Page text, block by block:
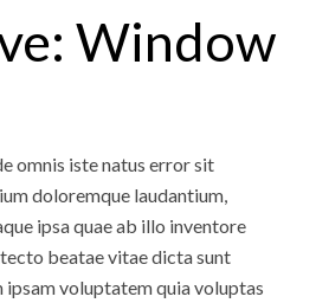
Window
omnis iste natus error sit
doloremque laudantium,
ipsa quae ab illo inventore
beatae vitae dicta sunt
voluptatem quia voluptas